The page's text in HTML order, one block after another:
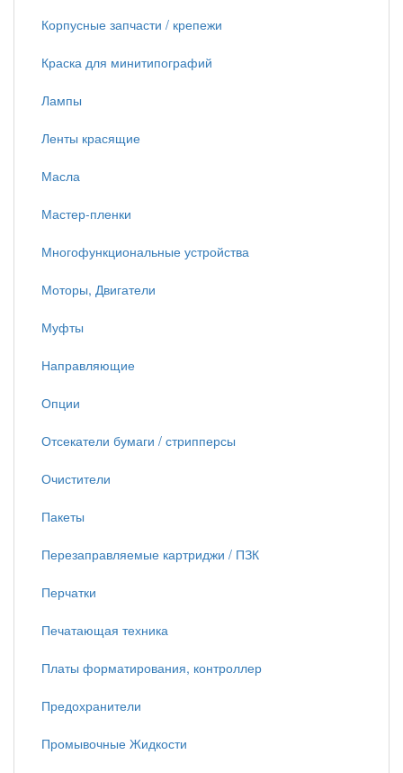
Корпусные запчасти / крепежи
Краска для минитипографий
Лампы
Ленты красящие
Масла
Мастер-пленки
Многофункциональные устройства
Моторы, Двигатели
Муфты
Направляющие
Опции
Отсекатели бумаги / стрипперсы
Очистители
Пакеты
Перезаправляемые картриджи / ПЗК
Перчатки
Печатающая техника
Платы форматирования, контроллер
Предохранители
Промывочные Жидкости